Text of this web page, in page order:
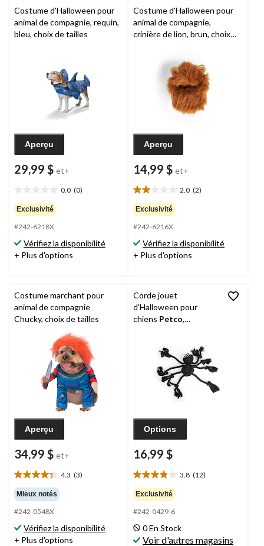
Costume d'Halloween pour
animal de compagnie, requin,
bleu, choix de tailles
Aperçu
29,99 $ et+
0.0 (0)
étoile(s)
sur
5.
Exclusivité
#242-6218X
Vérifiez la disponibilité
+ Plus d'options
Costume d'Halloween pour
animal de compagnie,
crinière de lion, brun, choix
Aperçu
14,99 $ et+
2.0 (2)
2.0
étoile(s)
sur
5.
2
évaluations
Exclusivité
#242-6216X
Vérifiez la disponibilité
+ Plus d'options
Costume marchant pour
animal de compagnie
Chucky, choix de tailles
Aperçu
34,99 $ et+
4.3 (3)
4.3
étoile(s)
sur
5.
3
évaluations
Mieux notés
#242-0548X
Vérifiez la disponibilité
+ Plus d'options
Corde jouet
d'Halloween pour
chiens Petco,
Options
16,99 $
3.8 (12)
3.8
étoile(s)
sur
5.
12
évaluations
Exclusivité
#242-0429-6
0 En Stock
Voir d'autres magasins